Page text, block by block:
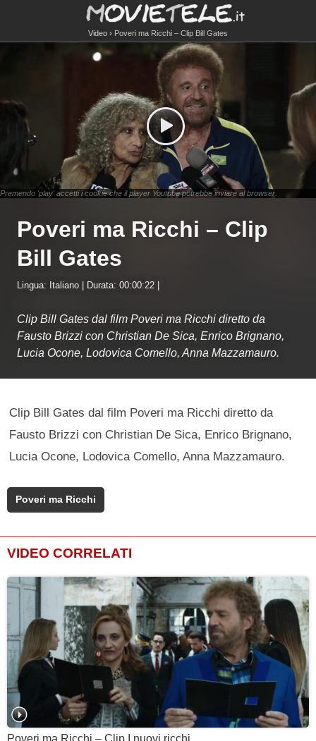
Video Poveri ma Ricchi – Clip Bill Gates
Premendo 'play' accetti i cookie che il player Youtube potrebbe inviare al browser.
Poveri ma Ricchi – Clip
Bill Gates
Lingua: Italiano | Durata: 00:00:22 |
Clip Bill Gates dal film Poveri ma Ricchi diretto da
Fausto Brizzi con Christian De Sica, Enrico Brignano,
Lucia Ocone, Lodovica Comello, Anna Mazzamauro.
Clip Bill Gates dal film Poveri ma Ricchi diretto da
Fausto Brizzi con Christian De Sica, Enrico Brignano,
Lucia Ocone, Lodovica Comello, Anna Mazzamauro.
Poveri ma Ricchi
VIDEO CORRELATI
Poveri ma Ricchi – Clip I nuovi ricchi